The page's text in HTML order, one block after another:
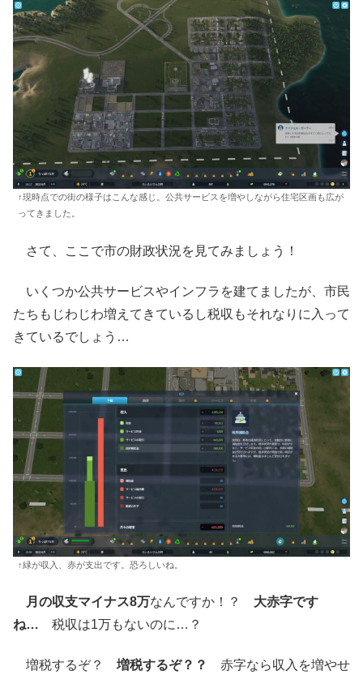
↑現時点での街の様子はこんな感じ。公共サービスを増やしながら住宅区画も広が
ってきました。
さて、ここで市の財政状況を見てみましょう！
いくつか公共サービスやインフラを建てましたが、市民
たちもじわじわ増えてきているし税収もそれなりに入って
きているでしょう…
↑緑が収入、赤が支出です。恐ろしいね。
月の収支マイナス8万なんですか！？ 大赤字です
ね… 税収は1万もないのに…？
増税するぞ？ 増税するぞ？？
赤字なら収入を増やせ